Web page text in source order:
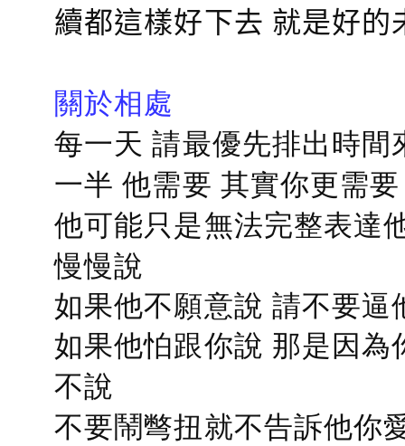
續都這樣好下去 就是好的
關於相處
每一天 請最優先排出時
一半 他需要 其實你更需要
他可能只是無法完整表達
慢慢說
如果他不願意說 請不要逼
如果他怕跟你說 那是因
不說
不要鬧彆扭就不告訴他你